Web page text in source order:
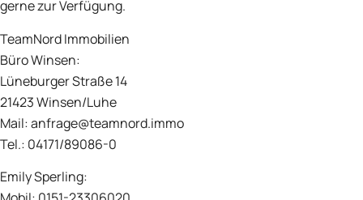
gerne zur Verfügung.
TeamNord Immobilien
Büro Winsen:
Lüneburger Straße 14
21423 Winsen/Luhe
Mail: anfrage@teamnord.immo
Tel.: 04171/89086-0
Emily Sperling: